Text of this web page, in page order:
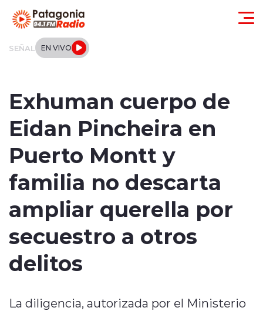
SEÑAL EN VIVO
Tendencias
Internacional
Deportes
Entrevistas
Exhuman cuerpo de
Eidan Pincheira en
Puerto Montt y
familia no descarta
ampliar querella por
secuestro a otros
delitos
La diligencia, autorizada por el Ministerio